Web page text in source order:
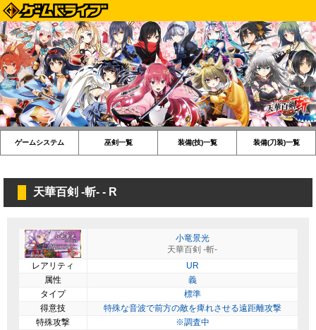
ゲームシステム 巫剣一覧 装備(技)一覧 装備(刀装)一覧
天華百剣 -斬- - R
小竜景光
天華百剣 -斬-
レアリティ
UR
属性
義
タイプ
標準
得意技
特殊な音波で前方の敵を痺れさせる遠距離攻撃
特殊攻撃
※調査中